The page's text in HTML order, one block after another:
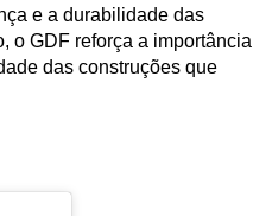
e a durabilidade das
o GDF reforça a importância
das construções que